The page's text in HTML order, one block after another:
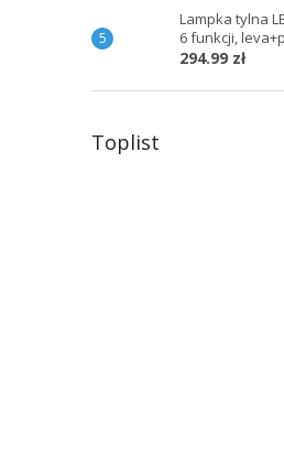
Lampka tylna
6 funkcji,
294.99 zł
Toplist